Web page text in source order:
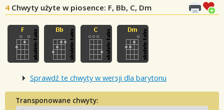
4 Chwyty użyte w piosence: F, Bb, C, Dm
Sprawdź te chwyty w wersji dla barytonu
Transponowane chwyty: